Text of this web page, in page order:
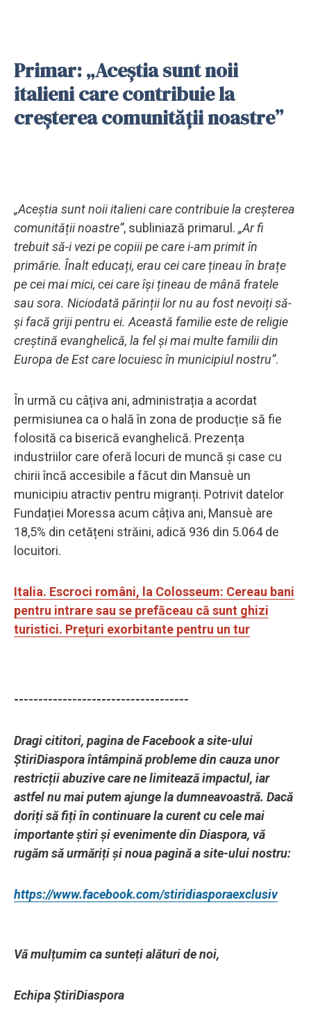
Primar: „Aceștia sunt noii
italieni care contribuie la
creșterea comunității noastre”
„Aceștia sunt noii italieni care contribuie la creșterea
comunității noastre”, subliniază primarul. „Ar fi
trebuit să-i vezi pe copiii pe care i-am primit în
primărie. Înalt educați, erau cei care țineau în brațe
pe cei mai mici, cei care își țineau de mână fratele
sau sora. Niciodată părinții lor nu au fost nevoiți să-
și facă griji pentru ei. Această familie este de religie
creștină evanghelică, la fel și mai multe familii din
Europa de Est care locuiesc în municipiul nostru”.
În urmă cu câțiva ani, administrația a acordat
permisiunea ca o hală în zona de producție să fie
folosită ca biserică evanghelică. Prezența
industriilor care oferă locuri de muncă și case cu
chirii încă accesibile a făcut din Mansuè un
municipiu atractiv pentru migranți. Potrivit datelor
Fundației Moressa acum câțiva ani, Mansuè are
18,5% din cetățeni străini, adică 936 din 5.064 de
locuitori.
Italia. Escroci români, la Colosseum: Cereau bani
pentru intrare sau se prefăceau că sunt ghizi
turistici. Prețuri exorbitante pentru un tur
------------------------------------
Dragi cititori, pagina de Facebook a site-ului
ȘtiriDiaspora întâmpină probleme din cauza unor
restricții abuzive care ne limitează impactul, iar
astfel nu mai putem ajunge la dumneavoastră. Dacă
doriți să fiți în continuare la curent cu cele mai
importante știri și evenimente din Diaspora, vă
rugăm să urmăriți și noua pagină a site-ului nostru:
https://www.facebook.com/stiridiasporaexclusiv
Vă mulțumim ca sunteți alături de noi,
Echipa ȘtiriDiaspora